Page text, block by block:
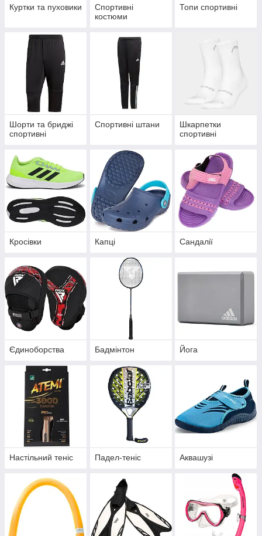
Куртки та пуховики
Спортивні
костюми
Топи спортивні
Шорти та бриджі
спортивні
Спортивні штани
Шкарпетки
спортивні
Кросівки Капці Сандалії
Єдиноборства Бадмінтон Йога
Настільний теніс Падел-теніс Аквашузі